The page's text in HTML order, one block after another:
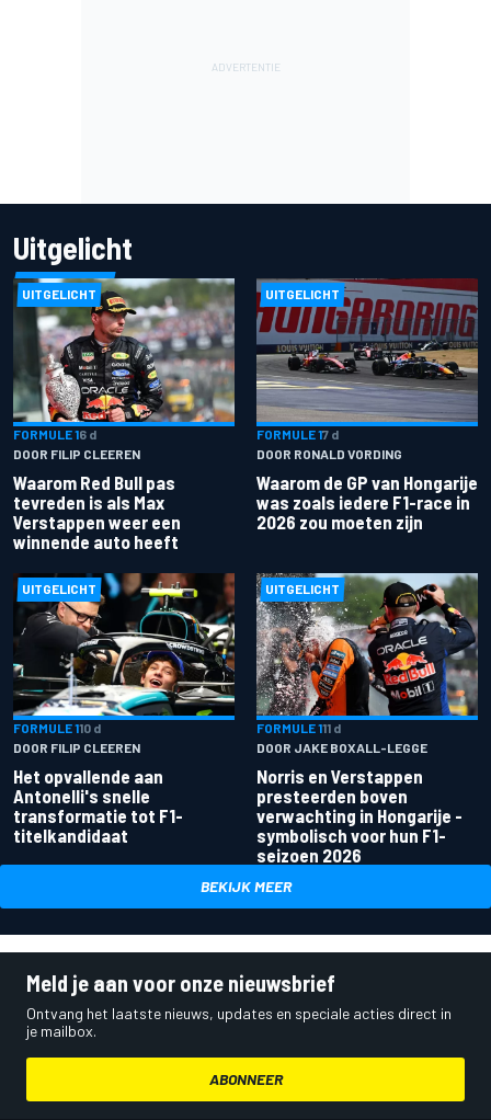
Uitgelicht
UITGELICHT
FORMULE 16 d
DOOR FILIP CLEEREN
Waarom Red Bull pas
tevreden is als Max
Verstappen weer een
winnende auto heeft
UITGELICHT
FORMULE 17 d
DOOR RONALD VORDING
Waarom de GP van Hongarije
was zoals iedere F1-race in
2026 zou moeten zijn
UITGELICHT
FORMULE 110 d
DOOR FILIP CLEEREN
Het opvallende aan
Antonelli's snelle
transformatie tot F1-
titelkandidaat
UITGELICHT
FORMULE 111 d
DOOR JAKE BOXALL-LEGGE
Norris en Verstappen
presteerden boven
verwachting in Hongarije -
symbolisch voor hun F1-
seizoen 2026
BEKIJK MEER
Meld je aan voor onze nieuwsbrief
Ontvang het laatste nieuws, updates en speciale acties direct in
je mailbox.
ABONNEER